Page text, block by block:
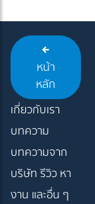
หน้า
หลัก
เกี่ยวกับเรา
บทความ
บทความจาก
บริษัท รีวิว หา
งาน และอื่น ๆ